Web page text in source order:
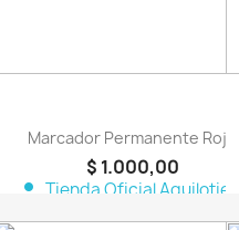
Marcador Permanente Rojo
$ 1.000,00
person Tienda Oficial Aquilotiene